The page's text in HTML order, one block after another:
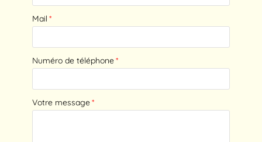
Mail *
Numéro de téléphone*
Votre message*